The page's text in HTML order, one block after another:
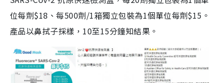
位每劑$18、每500劑/1箱獨立包裝為1個單位每劑$15。
產品以鼻拭子採樣，10至15分鐘知結果。